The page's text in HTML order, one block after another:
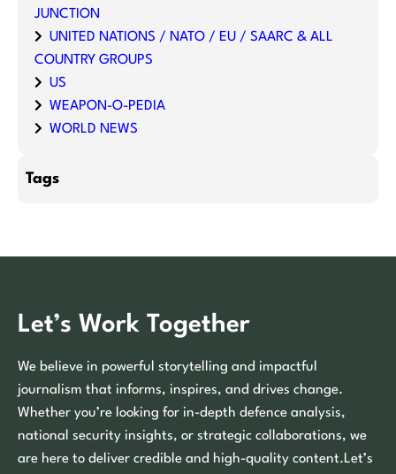
JUNCTION
UNITED NATIONS / NATO / EU / SAARC & ALL
COUNTRY GROUPS
US
WEAPON-O-PEDIA
WORLD NEWS
Tags
Let’s Work Together
We believe in powerful storytelling and impactful
journalism that informs, inspires, and drives change.
Whether you’re looking for in-depth defence analysis,
national security insights, or strategic collaborations, we
are here to deliver credible and high-quality content.Let’s